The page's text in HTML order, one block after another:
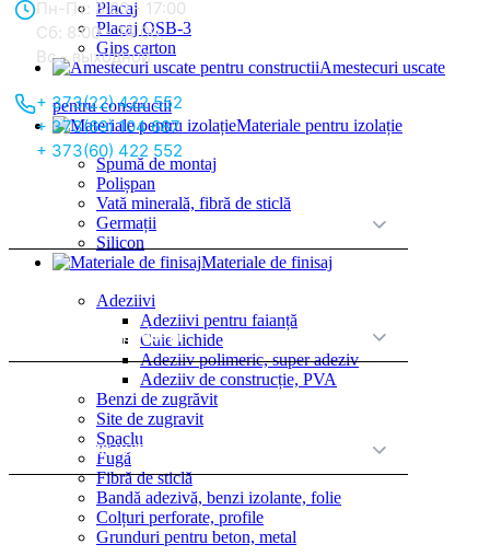
Placaj
Placaj OSB-3
Gips carton
Amestecuri uscate
pentru constructii
Materiale pentru izolație
Spumă de montaj
Polișpan
Vată minerală, fibră de sticlă
Germații
Silicon
Materiale de finisaj
Adeziivi
Adeziivi pentru faianță
Cuie lichide
Adeziiv polimeric, super adeziv
Adeziiv de construcție, PVA
Benzi de zugrăvit
Site de zugravit
Șpaclu
Fugă
Fibră de sticlă
Bandă adezivă, benzi izolante, folie
Colțuri perforate, profile
Grunduri pentru beton, metal
Пн-Пт: 8:00 - 17:00
Сб: 8:00 - 14:00,
Вс - выходной
+ 373(22) 422 552
+ 373(69) 104 687
+ 373(60) 422 552
Принципы работы
Полезная информация